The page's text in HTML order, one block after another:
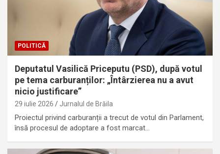
POLITICĂ
Deputatul Vasilică Priceputu (PSD), după votul
pe tema carburanților: „Întârzierea nu a avut
nicio justificare”
29 iulie 2026 Jurnalul de Brăila
Proiectul privind carburanții a trecut de votul din Parlament,
însă procesul de adoptare a fost marcat…